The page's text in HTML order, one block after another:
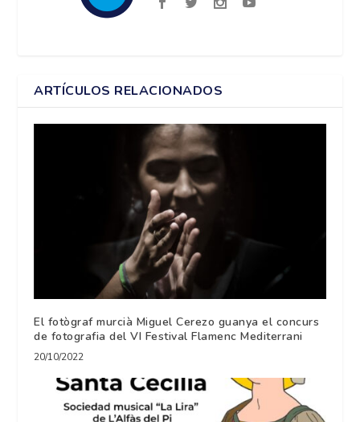
ARTÍCULOS RELACIONADOS
El fotògraf murcià Miguel Cerezo guanya el concurs
de fotografia del VI Festival Flamenc Mediterrani
20/10/2022